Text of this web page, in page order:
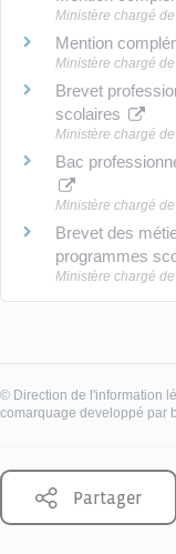
Ministère chargé
Mention
Ministère chargé
Brevet
scolaires
Ministère chargé
Bac
Ministère chargé
Brevet des
programmes
Ministère chargé
© Direction de l'information
comarquage developpé par
Partager